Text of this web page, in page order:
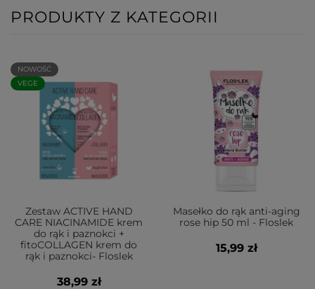
PRODUKTY Z KATEGORII
NOWOŚĆ
VEGE
Zestaw ACTIVE HAND
CARE NIACINAMIDE krem
do rąk i paznokci +
fitoCOLLAGEN krem do
rąk i paznokci- Floslek
38,99 zł
Masełko do rąk anti-aging
rose hip 50 ml - Floslek
15,99 zł